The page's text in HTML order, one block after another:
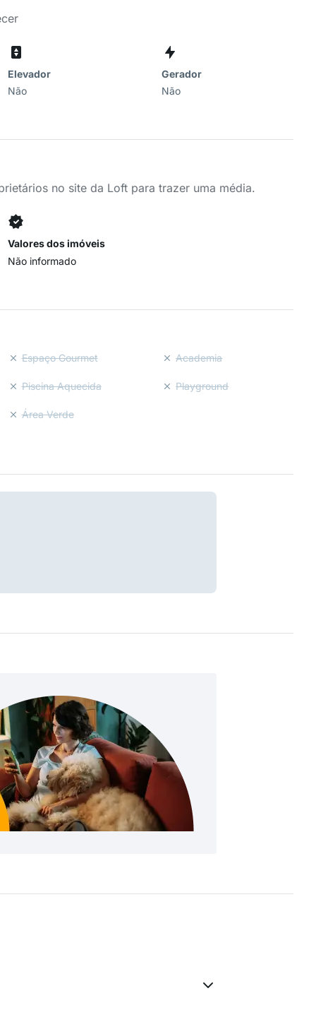
Elevador
Não
Gerador
Não
no site da Loft para trazer uma média.
Valores dos imóveis
Não informado
Espaço Gourmet Academia
Piscina Aquecida Playground
Área Verde